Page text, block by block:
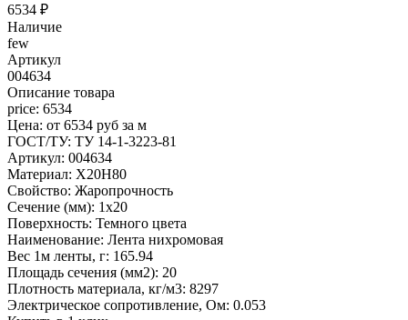
6534 ₽
Наличие
few
Артикул
004634
Описание товара
price: 6534
Цена: от 6534 руб за м
ГОСТ/ТУ: ТУ 14-1-3223-81
Артикул: 004634
Материал: Х20Н80
Свойство: Жаропрочность
Сечение (мм): 1x20
Поверхность: Темного цвета
Наименование: Лента нихромовая
Вес 1м ленты, г: 165.94
Площадь сечения (мм2): 20
Плотность материала, кг/м3: 8297
Электрическое сопротивление, Ом: 0.053